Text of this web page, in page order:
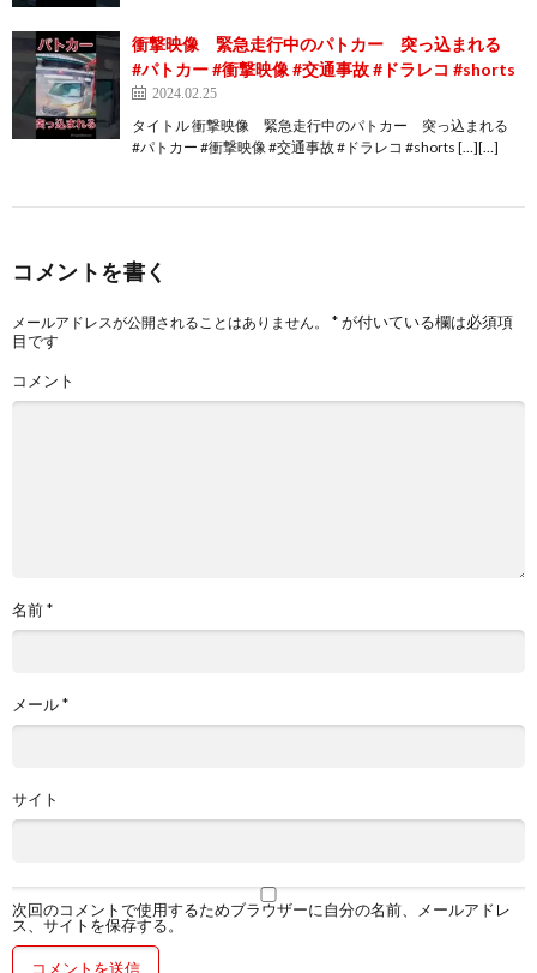
衝撃映像 緊急走行中のパトカー 突っ込まれる
#パトカー #衝撃映像 #交通事故 #ドラレコ #shorts
2024.02.25
タイトル 衝撃映像 緊急走行中のパトカー 突っ込まれる
#パトカー #衝撃映像 #交通事故 #ドラレコ #shorts […][…]
コメントを書く
メールアドレスが公開されることはありません。 *が付いている欄は必須項
目です
コメント
名前*
メール*
サイト
次回のコメントで使用するためブラウザーに自分の名前、メールアドレ
ス、サイトを保存する。